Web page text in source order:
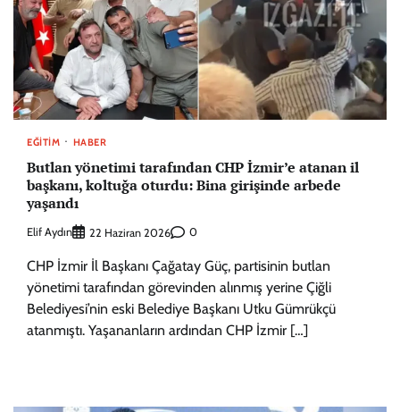
EĞITIM HABER
Butlan yönetimi tarafından CHP İzmir’e atanan il
başkanı, koltuğa oturdu: Bina girişinde arbede
yaşandı
Elif Aydın 22 Haziran 2026 0
CHP İzmir İl Başkanı Çağatay Güç, partisinin butlan
yönetimi tarafından görevinden alınmış yerine Çiğli
Belediyesi’nin eski Belediye Başkanı Utku Gümrükçü
atanmıştı. Yaşananların ardından CHP İzmir […]